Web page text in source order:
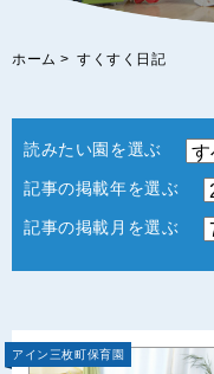
ホーム > すくすく日記
読みたい園を選ぶ
記事の掲載年を選ぶ
記事の掲載月を選ぶ
アイン三枚町保育園